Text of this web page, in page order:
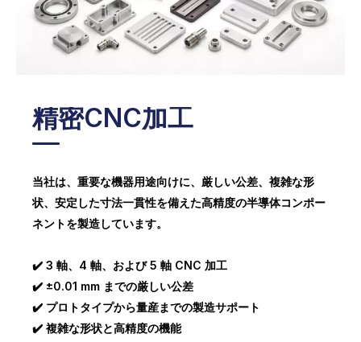
表面仕上げ
すぐに組み立てられるコンポーネント
精密CNC加工
当社は、重要な機器用途向けに、厳しい公差、複雑な形
状、安定した寸法一貫性を備えた高精度の半導体コンポー
ネントを製造しています。
✔️ 3 軸、4 軸、および 5 軸 CNC 加工
✔️ ±0.01 mm までの厳しい公差
✔️ プロトタイプから量産までの製造サポート
✔️ 複雑な形状と高精度の機能